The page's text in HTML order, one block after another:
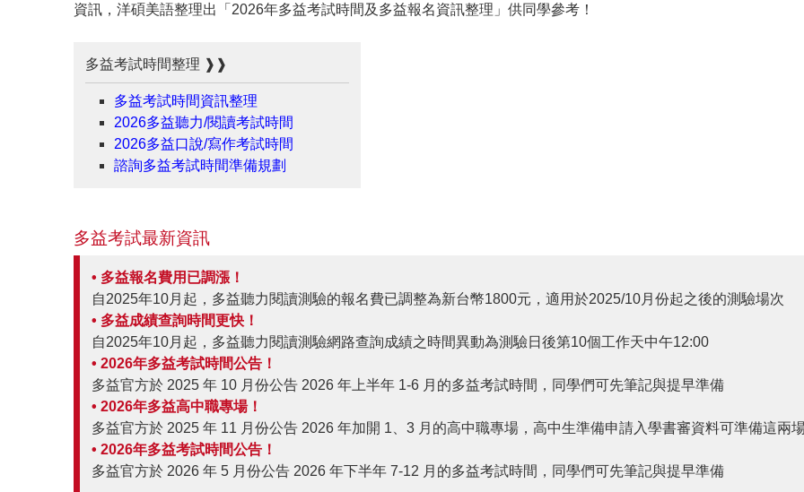
資訊，洋碩美語整理出「2026年多益考試時間及多益報名資訊整理」供同學參考！
多益考試時間整理 ❱❱
多益考試時間資訊整理
2026多益聽力/閱讀考試時間
2026多益口說/寫作考試時間
諮詢多益考試時間準備規劃
多益考試最新資訊
• 多益報名費用已調漲！
自2025年10月起，多益聽力閱讀測驗的報名費已調整為新台幣1800元，適用於2025/10月份起之後的測驗場次
• 多益成績查詢時間更快！
自2025年10月起，多益聽力閱讀測驗網路查詢成績之時間異動為測驗日後第10個工作天中午12:00
• 2026年多益考試時間公告！
多益官方於 2025 年 10 月份公告 2026 年上半年 1-6 月的多益考試時間，同學們可先筆記與提早準備
• 2026年多益高中職專場！
多益官方於 2025 年 11 月份公告 2026 年加開 1、3 月的高中職專場，高中生準備申請入學書審資料可準備這兩
• 2026年多益考試時間公告！
多益官方於 2026 年 5 月份公告 2026 年下半年 7-12 月的多益考試時間，同學們可先筆記與提早準備